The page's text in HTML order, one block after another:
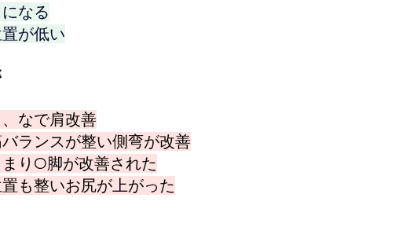
なる
置が低い
、なで肩改善
バランスが整い側弯が改善
まりO脚が改善された
置も整いお尻が上がった